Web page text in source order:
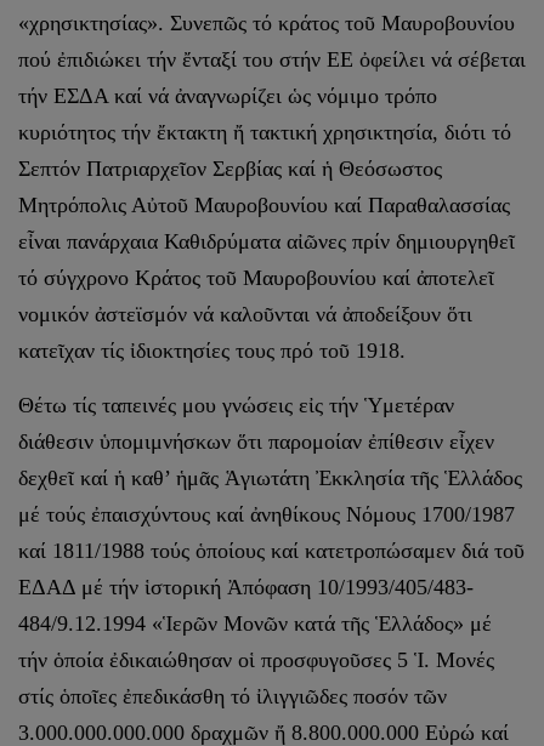
«χρησικτησίας». Συνεπῶς τό κράτος τοῦ Μαυροβουνίου
πού ἐπιδιώκει τήν ἔνταξί του στήν ΕΕ ὀφείλει νά σέβεται
τήν ΕΣΔΑ καί νά ἀναγνωρίζει ὡς νόμιμο τρόπο
κυριότητος τήν ἔκτακτη ἤ τακτική χρησικτησία, διότι τό
Σεπτόν Πατριαρχεῖον Σερβίας καί ἡ Θεόσωστος
Μητρόπολις Αὐτοῦ Μαυροβουνίου καί Παραθαλασσίας
εἶναι πανάρχαια Καθιδρύματα αἰῶνες πρίν δημιουργηθεῖ
τό σύγχρονο Κράτος τοῦ Μαυροβουνίου καί ἀποτελεῖ
νομικόν ἀστεϊσμόν νά καλοῦνται νά ἀποδείξουν ὅτι
κατεῖχαν τίς ἰδιοκτησίες τους πρό τοῦ 1918.
Θέτω τίς ταπεινές μου γνώσεις εἰς τήν Ὑμετέραν
διάθεσιν ὑπομιμνήσκων ὅτι παρομοίαν ἐπίθεσιν εἶχεν
δεχθεῖ καί ἡ καθ’ ἡμᾶς Ἁγιωτάτη Ἐκκλησία τῆς Ἑλλάδος
μέ τούς ἐπαισχύντους καί ἀνηθίκους Νόμους 1700/1987
καί 1811/1988 τούς ὁποίους καί κατετροπώσαμεν διά τοῦ
ΕΔΑΔ μέ τήν ἱστορική Ἀπόφαση 10/1993/405/483-
484/9.12.1994 «Ἱερῶν Μονῶν κατά τῆς Ἑλλάδος» μέ
τήν ὁποία ἐδικαιώθησαν οἱ προσφυγοῦσες 5 Ἱ. Μονές
στίς ὁποῖες ἐπεδικάσθη τό ἰλιγγιῶδες ποσόν τῶν
3.000.000.000.000 δραχμῶν ἤ 8.800.000.000 Εὐρώ καί